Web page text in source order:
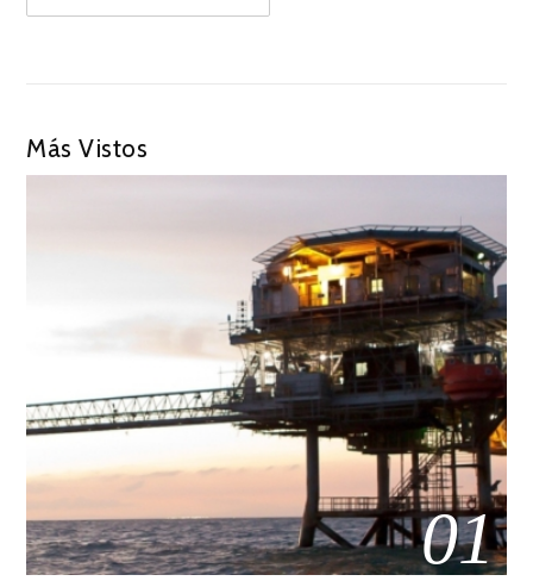
Más Vistos
01